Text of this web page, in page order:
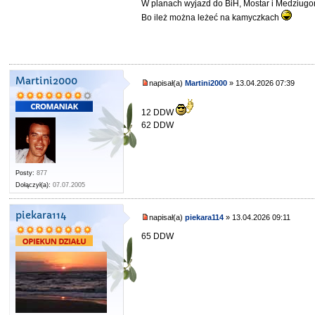
W planach wyjazd do BiH, Mostar i
Bo ileż można leżeć na kamyczkach
Martini2000
Posty: 877
Dołączył(a): 07.07.2005
napisał(a)Martini2000 » 13.04.2026 07:39
12 DDW
62 DDW
piekara114 napisał(a)piekara114 » 13.04.2026 09:11
65 DDW